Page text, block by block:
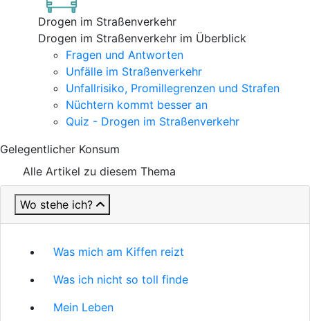
Drogen im Straßenverkehr
Drogen im Straßenverkehr im Überblick
Fragen und Antworten
Unfälle im Straßenverkehr
Unfallrisiko, Promillegrenzen und Strafen
Nüchtern kommt besser an
Quiz - Drogen im Straßenverkehr
Gelegentlicher Konsum
Alle Artikel zu diesem Thema
Wo stehe ich?
Was mich am Kiffen reizt
Was ich nicht so toll finde
Mein Leben